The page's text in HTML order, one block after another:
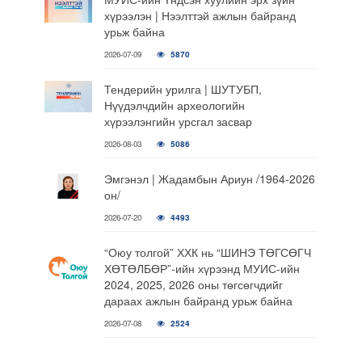
хүрээлэн | Нээлттэй ажлын байранд
урьж байна
2026-07-09 5870
Тендерийн урилга | ШУТУБП,
Нүүдэлчдийн археологийн
хүрээлэнгийн урсгал засвар
2026-08-03 5086
Эмгэнэл | Жадамбын Ариун /1964-2026
он/
2026-07-20 4493
“Оюу толгой” ХХК нь “ШИНЭ ТӨГСӨГЧ
ХӨТӨЛБӨР”-ийн хүрээнд МУИС-ийн
2024, 2025, 2026 оны төгсөгчдийг
дараах ажлын байранд урьж байна
2026-07-08 2524